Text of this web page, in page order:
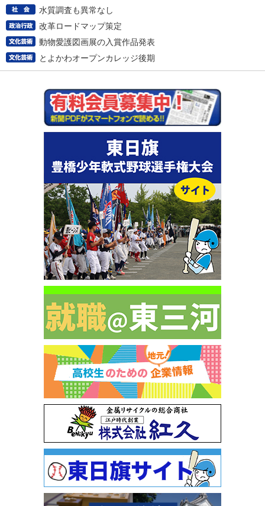
水質調査も異常なし
改革ロードマップ策定
動物愛護図画展の入賞作品発表
とよかわオープンカレッジ後期